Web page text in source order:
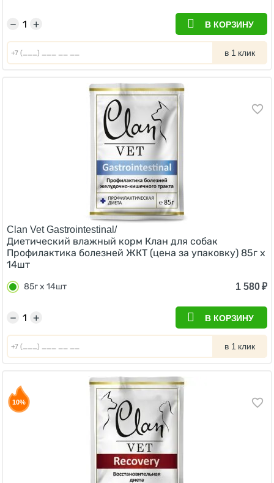
+
− В КОРЗИНУ
в 1 клик
Clan Vet Gastrointestinal/
Диетический влажный корм Клан для собак
Профилактика болезней ЖКТ (цена за упаковку) 85г х
14шт
85г х 14шт 1 580₽
+
− В КОРЗИНУ
в 1 клик
10%